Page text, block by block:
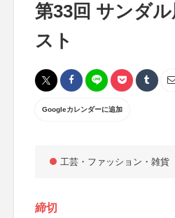
第33回 サンダ
スト
Googleカレンダーに追加
工芸・ファッション・雑貨
締切